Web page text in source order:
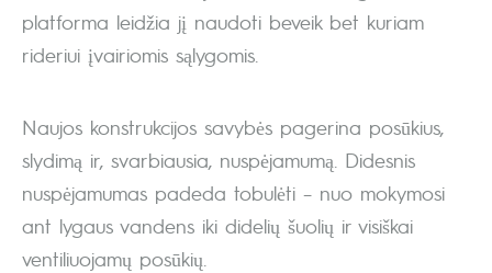
platforma leidžia jį naudoti beveik bet kuriam
rideriui įvairiomis sąlygomis.
Naujos konstrukcijos savybės pagerina posūkius,
slydimą ir, svarbiausia, nuspėjamumą. Didesnis
nuspėjamumas padeda tobulėti – nuo mokymosi
ant lygaus vandens iki didelių šuolių ir visiškai
ventiliuojamų posūkių.